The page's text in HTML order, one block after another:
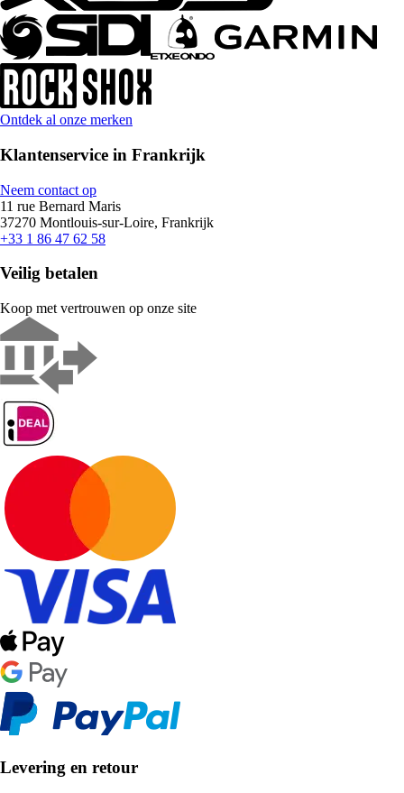
Ontdek al onze merken
Klantenservice in Frankrijk
Neem contact op
11 rue Bernard Maris
37270 Montlouis-sur-Loire, Frankrijk
+33 1 86 47 62 58
Veilig betalen
Koop met vertrouwen op onze site
Levering en retour